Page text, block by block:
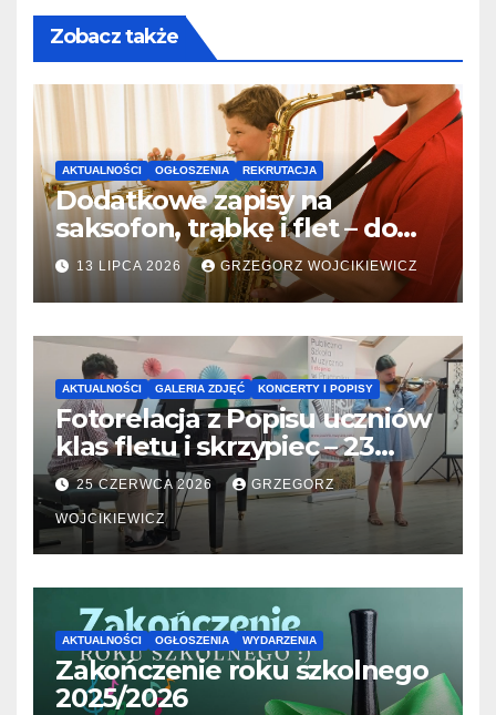
Zobacz także
AKTUALNOŚCI OGŁOSZENIA REKRUTACJA
Dodatkowe zapisy na
saksofon, trąbkę i flet – do
31.07.2026
13 LIPCA 2026 GRZEGORZ WOJCIKIEWICZ
AKTUALNOŚCI GALERIA ZDJĘĆ KONCERTY I POPISY
Fotorelacja z Popisu uczniów
klas fletu i skrzypiec – 23
06.2026
25 CZERWCA 2026 GRZEGORZ
WOJCIKIEWICZ
AKTUALNOŚCI OGŁOSZENIA WYDARZENIA
Zakończenie roku szkolnego
2025/2026